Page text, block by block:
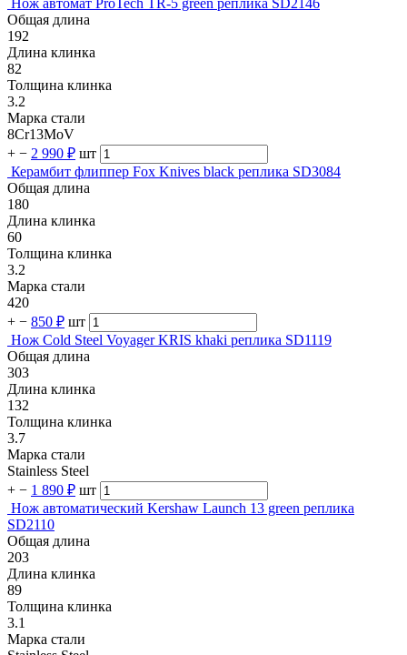
Общая длина
192
Длина клинка
82
Толщина клинка
3.2
Марка стали
8Cr13MoV
+ − 2 990 ₽ шт
Керамбит флиппер Fox Knives black реплика SD3084
Общая длина
180
Длина клинка
60
Толщина клинка
3.2
Марка стали
420
+ − 850 ₽ шт
Нож Cold Steel Voyager KRIS khaki реплика SD1119
Общая длина
303
Длина клинка
132
Толщина клинка
3.7
Марка стали
Stainless Steel
+ − 1 890 ₽ шт
Нож автоматический Kershaw Launch 13 green реплика
SD2110
Общая длина
203
Длина клинка
89
Толщина клинка
3.1
Марка стали